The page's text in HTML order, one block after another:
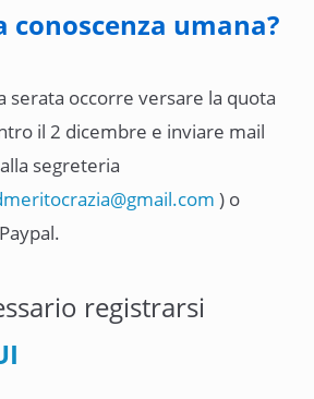
umana?
serata occorre versare la quota
il 2 dicembre e inviare mail
segreteria
) o
registrarsi